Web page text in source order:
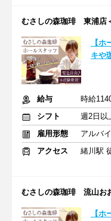
むさしの森珈琲 東浦店
【
キや
給与
時給
シフト
雇用形態
アルバ
アクセス
緒川駅
むさしの森珈琲 流山お
【